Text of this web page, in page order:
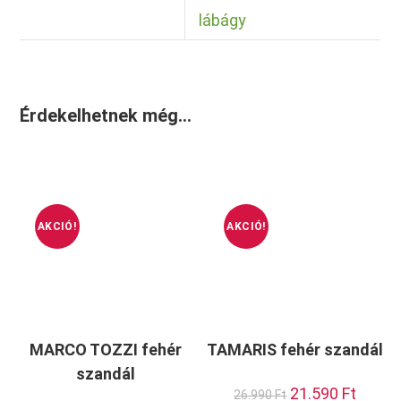
lábágy
Érdekelhetnek még…
AKCIÓ!
MARCO TOZZI fehér
szandál
AKCIÓ!
TAMARIS fehér szandál
26.990Ft Original
21.590 Ft